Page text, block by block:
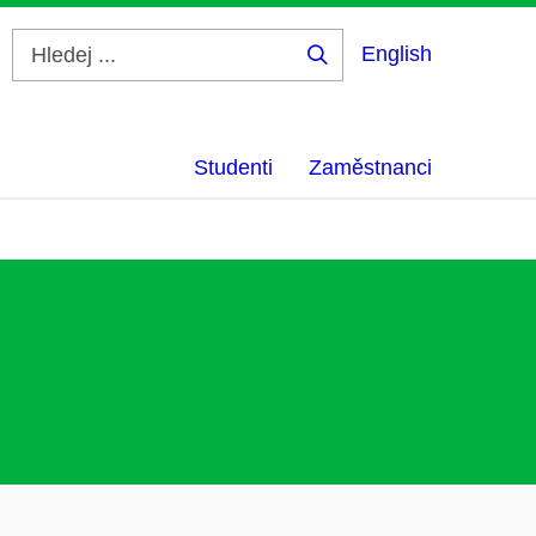
English
Studenti Zaměstnanci